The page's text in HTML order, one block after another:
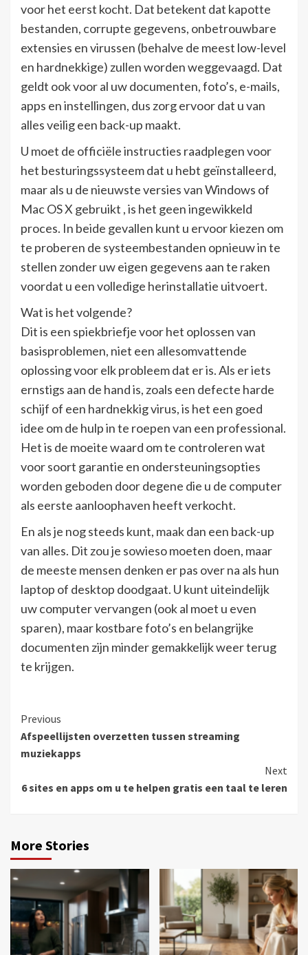
voor het eerst kocht. Dat betekent dat kapotte
bestanden, corrupte gegevens, onbetrouwbare
extensies en virussen (behalve de meest low-level
en hardnekkige) zullen worden weggevaagd. Dat
geldt ook voor al uw documenten, foto’s, e-mails,
apps en instellingen, dus zorg ervoor dat u van
alles veilig een back-up maakt.
U moet de officiële instructies raadplegen voor
het besturingssysteem dat u hebt geïnstalleerd,
maar als u de nieuwste versies van Windows of
Mac OS X gebruikt , is het geen ingewikkeld
proces. In beide gevallen kunt u ervoor kiezen om
te proberen de systeembestanden opnieuw in te
stellen zonder uw eigen gegevens aan te raken
voordat u een volledige herinstallatie uitvoert.
Wat is het volgende?
Dit is een spiekbriefje voor het oplossen van
basisproblemen, niet een allesomvattende
oplossing voor elk probleem dat er is. Als er iets
ernstigs aan de hand is, zoals een defecte harde
schijf of een hardnekkig virus, is het een goed
idee om de hulp in te roepen van een professional.
Het is de moeite waard om te controleren wat
voor soort garantie en ondersteuningsopties
worden geboden door degene die u de computer
als eerste aanloophaven heeft verkocht.
En als je nog steeds kunt, maak dan een back-up
van alles. Dit zou je sowieso moeten doen, maar
de meeste mensen denken er pas over na als hun
laptop of desktop doodgaat. U kunt uiteindelijk
uw computer vervangen (ook al moet u even
sparen), maar kostbare foto’s en belangrijke
documenten zijn minder gemakkelijk weer terug
te krijgen.
Continue
Reading
Previous
Afspeellijsten overzetten tussen streaming
muziekapps
Next
6 sites en apps om u te helpen gratis een taal te leren
More Stories